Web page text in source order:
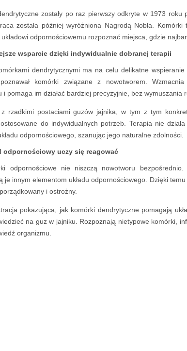
zostały po raz pierwszy odkryte w 1973 roku
została później wyróżniona Nagrodą Nobla. Komórki
odpornościowemu rozpoznać miejsca, gdzie
wsparcie dzięki indywidualnie dobranej terapii
dendrytycznymi ma na celu delikatne
komórki związane z nowotworem.
i pomaga im działać bardziej precyzyjnie, bez wymuszania
rzadkimi postaciami guzów jajnika, w tym z tym
do indywidualnych potrzeb. Terapia nie
odpornościowego, szanując jego naturalne zdolności.
odpornościowy uczy się reagować
odpornościowe nie niszczą nowotworu
je innym elementom układu odpornościowego. Dzięki
i ostrożny.